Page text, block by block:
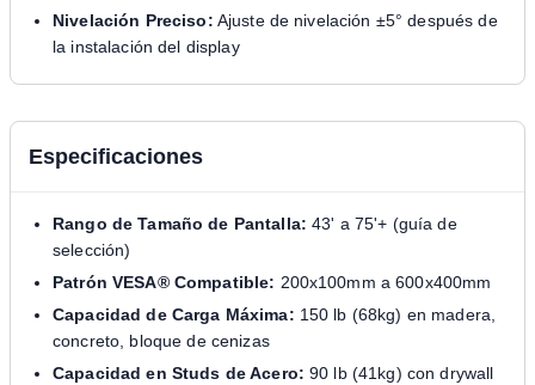
Nivelación Preciso: Ajuste de nivelación ±5° después de
la instalación del display
Especificaciones
Rango de Tamaño de Pantalla: 43' a 75'+ (guía de
selección)
Patrón VESA® Compatible: 200x100mm a 600x400mm
Capacidad de Carga Máxima: 150 lb (68kg) en madera,
concreto, bloque de cenizas
Capacidad en Studs de Acero: 90 lb (41kg) con drywall